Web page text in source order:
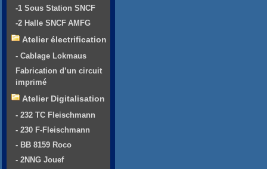
-1 Sous Station SNCF
-2 Halle SNCF AMFG
Atelier électrification
- Cablage Lokmaus
Fabrication d’un circuit
imprimé
Atelier Digitalisation
- 232 TC Fleischmann
- 230 F-Fleischmann
- BB 8159 Roco
- 2NNG Jouef